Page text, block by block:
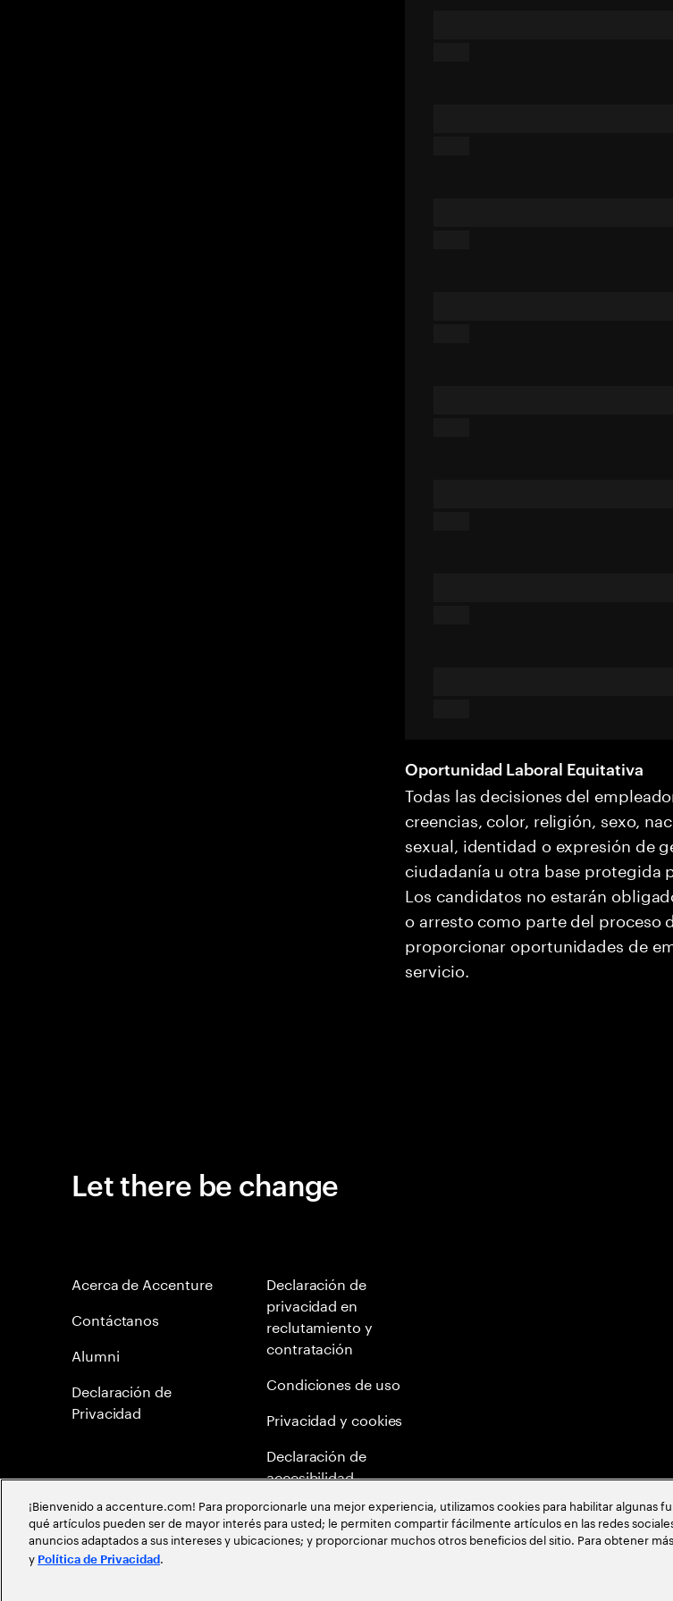
Oportunidad Laboral Equitativa
Todas las decisiones del
creencias, color, religión, sexo,
sexual, identidad o expresión de
ciudadanía u otra base protegida
Los candidatos no estarán
o arresto como parte del proceso
proporcionar oportunidades de
servicio.
Let there be change
Acerca de Accenture
Contáctanos
Alumni
Declaración de
Privacidad
Declaración de
privacidad en
reclutamiento y
contratación
Condiciones de uso
Privacidad y cookies
Declaración de
accesibilidad
Mapa del Sitio
Meritocracia Global
¡Bienvenido a accenture.com! Para proporcionarle una mejor experiencia, utilizamos cookies para habilitar algunas
qué artículos pueden ser de mayor interés para usted; le permiten compartir fácilmente artículos en las redes
anuncios adaptados a sus intereses y ubicaciones; y proporcionar muchos otros beneficios del sitio. Para obtener
y Política de Privacidad .